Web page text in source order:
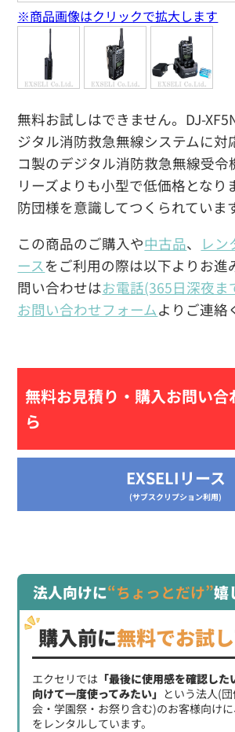
無料お試しはできません。DJ-
ジタル消防救急無線システムに対
コ製のデジタル消防救急無線受令
リーズよりも小型で低価格となり
防団様を意識してつくられています
この商品のご購入や中古品、 レン
ース をご利用の際は以下よりお進
問い合わせはお電話(365日深夜ま
お問い合わせフォームよりご連絡
無料お見積り・ 購入お問い合
ら
EXSELIリース
(サブスクリプション利用)
※商品画像はクリックで拡大します
法人向けに“ちょっとだけ”嬉
購入前に無料でお試し
エクセリでは 「最後に使用感を確認し
向けて一度使ってみたい」 という法人(
会・学園祭・お祭り含む)のお客様向け
をレンタルしています。